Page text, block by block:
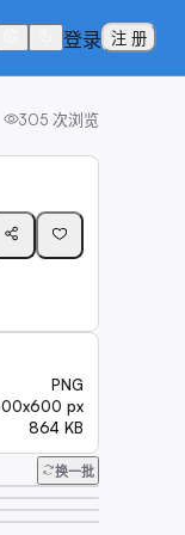
登录 注 册
305 次浏览
PNG
px
864 KB
换一批